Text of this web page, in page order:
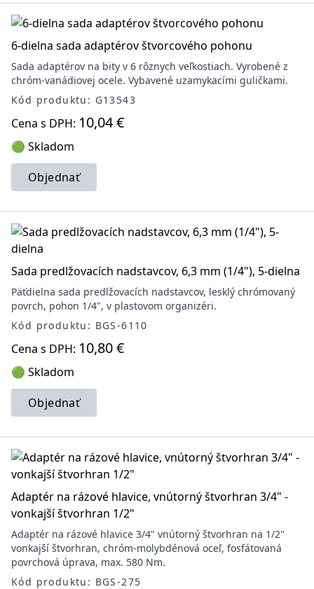
6-dielna sada adaptérov štvorcového pohonu
Sada adaptérov na bity v 6 rôznych veľkostiach. Vyrobené z
chróm-vanádiovej ocele. Vybavené uzamykacími guličkami.
Kód produktu: G13543
Cena s DPH: 10,04 €
🟢 Skladom
Objednať
Sada predlžovacích nadstavcov, 6,3 mm (1/4"), 5-dielna
Päťdielna sada predlžovacích nadstavcov, lesklý chrómovaný
povrch, pohon 1/4", v plastovom organizéri.
Kód produktu: BGS-6110
Cena s DPH: 10,80 €
🟢 Skladom
Objednať
Adaptér na rázové hlavice, vnútorný štvorhran 3/4" -
vonkajší štvorhran 1/2"
Adaptér na rázové hlavice 3/4" vnútorný štvorhran na 1/2"
vonkajší štvorhran, chróm-molybdénová oceľ, fosfátovaná
povrchová úprava, max. 580 Nm.
Kód produktu: BGS-275